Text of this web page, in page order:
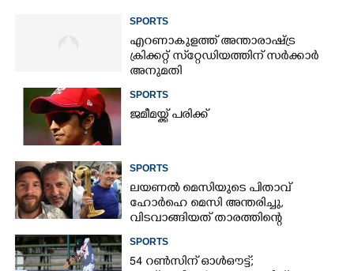
SPORTS
എറണാകുളത്ത് അന്താരാഷ്ട്ര
ക്രിക്കറ്റ് സ്‌റ്റേഡിയത്തിന് സർക്കാർ
അനുമതി
SPORTS
ജമീമയ്ക്ക് പരിക്ക്
SPORTS
ലയണൽ മെസിയുടെ പിതാവ്
ഹോർഹെ മെസി അന്തരിച്ചു,​
വിടവാങ്ങിയത് താരത്തിന്റെ
ശക്തികേന്ദ്രം
SPORTS
54 റൺസിന് ഓൾഔട്ട്;